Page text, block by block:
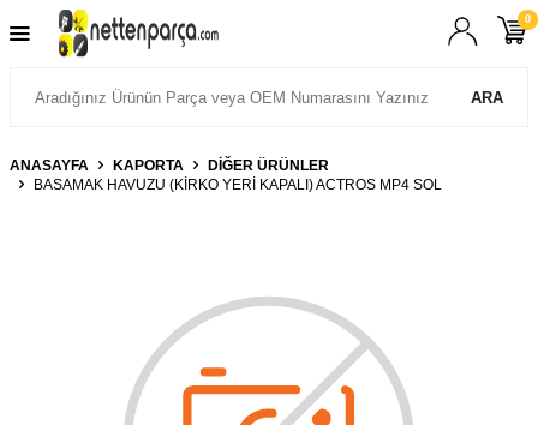
ARA
0
ANASAYFA KAPORTA
DIĞER ÜRÜNLER
BASAMAK HAVUZU (KİRKO YERİ KAPALI) ACTROS MP4 SOL